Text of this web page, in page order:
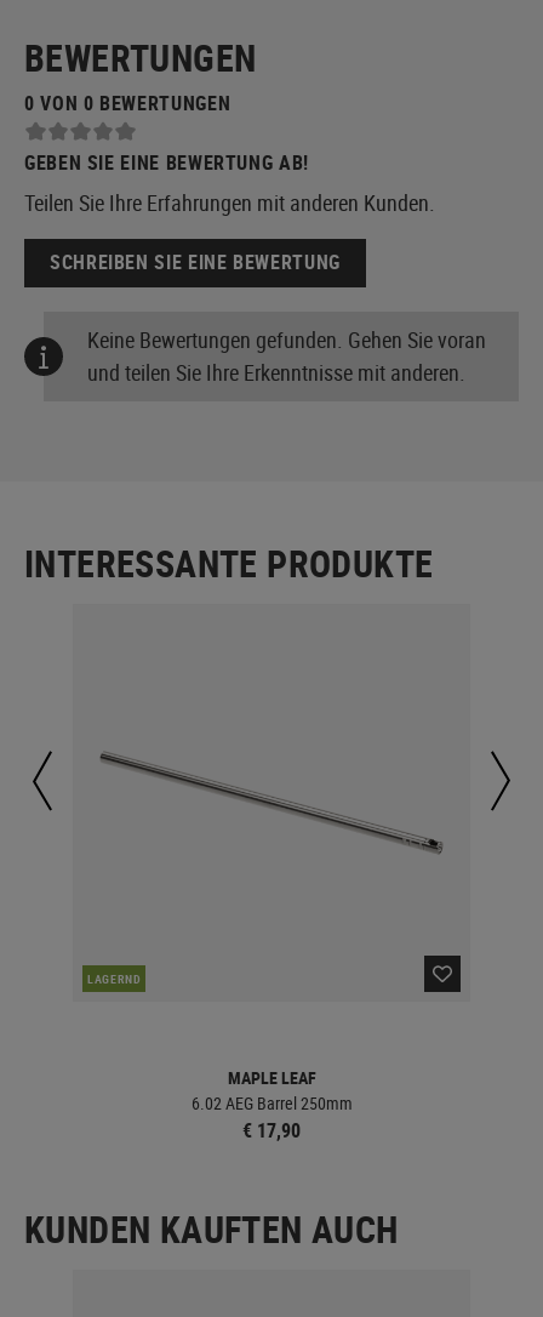
BEWERTUNGEN
0 VON 0 BEWERTUNGEN
GEBEN SIE EINE BEWERTUNG AB!
Teilen Sie Ihre Erfahrungen mit anderen Kunden.
SCHREIBEN SIE EINE BEWERTUNG
Keine Bewertungen gefunden. Gehen Sie voran
und teilen Sie Ihre Erkenntnisse mit anderen.
INTERESSANTE PRODUKTE
LAGERND
MAPLE LEAF
6.02 AEG Barrel 250mm
€ 17,90
KUNDEN KAUFTEN AUCH